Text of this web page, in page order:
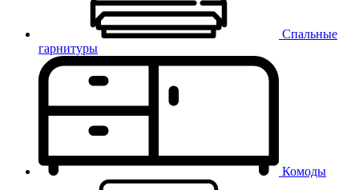
Спальные
гарнитуры
Комоды